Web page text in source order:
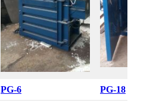
PG-6 PG-18